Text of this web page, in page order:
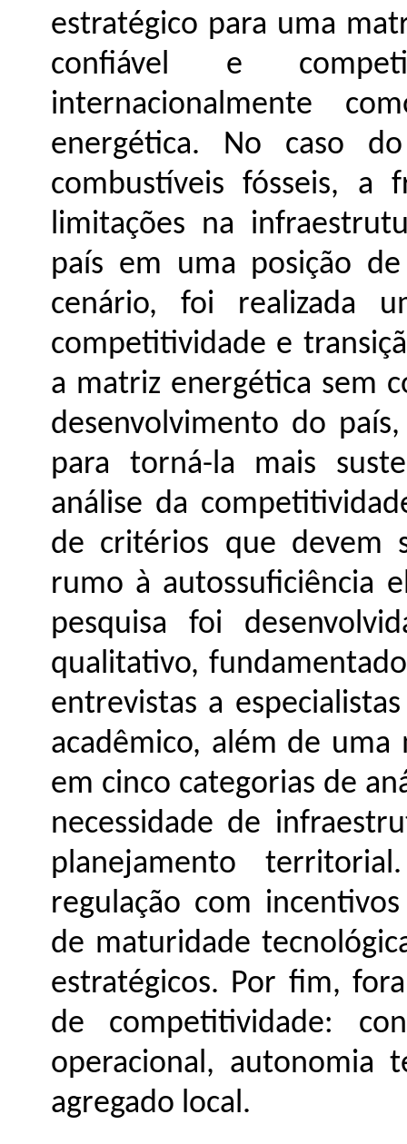
estratégico para uma
confiável e
internacionalmente
energética. No caso
combustíveis fósseis, a
limitações na
país em uma posição
cenário, foi realizada
competitividade e
a matriz energética sem
desenvolvimento do
para torná-la mais
análise da
de critérios que devem
rumo à autossuficiência
pesquisa foi
qualitativo,
entrevistas a
acadêmico, além de
em cinco categorias de
necessidade de
planejamento
regulação com
de maturidade
estratégicos. Por fim,
de competitividade:
operacional, autonomia
agregado local.